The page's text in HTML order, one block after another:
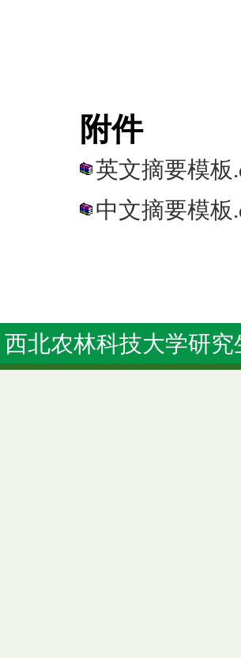
附件
英文摘要模板
中文摘要模板
西北农林科技大学研